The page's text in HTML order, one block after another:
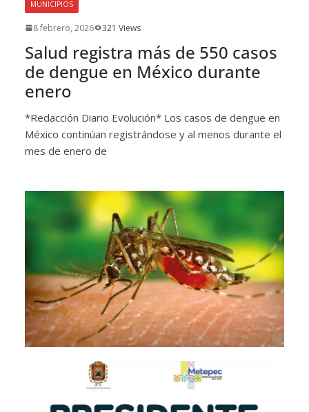
MUNICIPIOS
8 febrero, 2026 321 Views
Salud registra más de 550 casos
de dengue en México durante
enero
*Redacción Diario Evolución* Los casos de dengue en
México continúan registrándose y al menos durante el
mes de enero de